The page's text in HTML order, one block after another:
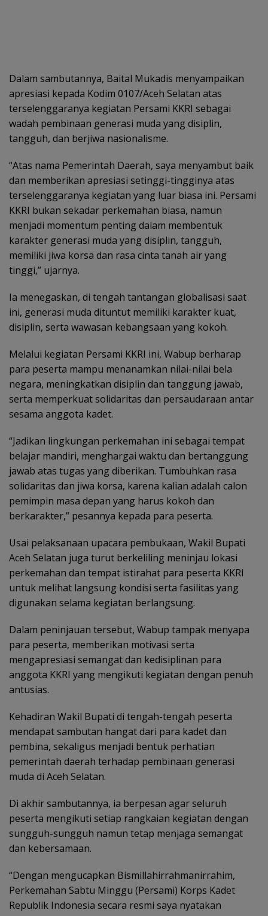
Dalam sambutannya, Baital Mukadis menyampaikan
apresiasi kepada Kodim 0107/Aceh Selatan atas
terselenggaranya kegiatan Persami KKRI sebagai
wadah pembinaan generasi muda yang disiplin,
tangguh, dan berjiwa nasionalisme.
“Atas nama Pemerintah Daerah, saya menyambut baik
dan memberikan apresiasi setinggi-tingginya atas
terselenggaranya kegiatan yang luar biasa ini. Persami
KKRI bukan sekadar perkemahan biasa, namun
menjadi momentum penting dalam membentuk
karakter generasi muda yang disiplin, tangguh,
memiliki jiwa korsa dan rasa cinta tanah air yang
tinggi,” ujarnya.
Ia menegaskan, di tengah tantangan globalisasi saat
ini, generasi muda dituntut memiliki karakter kuat,
disiplin, serta wawasan kebangsaan yang kokoh.
Melalui kegiatan Persami KKRI ini, Wabup berharap
para peserta mampu menanamkan nilai-nilai bela
negara, meningkatkan disiplin dan tanggung jawab,
serta memperkuat solidaritas dan persaudaraan antar
sesama anggota kadet.
“Jadikan lingkungan perkemahan ini sebagai tempat
belajar mandiri, menghargai waktu dan bertanggung
jawab atas tugas yang diberikan. Tumbuhkan rasa
solidaritas dan jiwa korsa, karena kalian adalah calon
pemimpin masa depan yang harus kokoh dan
berkarakter,” pesannya kepada para peserta.
Usai pelaksanaan upacara pembukaan, Wakil Bupati
Aceh Selatan juga turut berkeliling meninjau lokasi
perkemahan dan tempat istirahat para peserta KKRI
untuk melihat langsung kondisi serta fasilitas yang
digunakan selama kegiatan berlangsung.
Dalam peninjauan tersebut, Wabup tampak menyapa
para peserta, memberikan motivasi serta
mengapresiasi semangat dan kedisiplinan para
anggota KKRI yang mengikuti kegiatan dengan penuh
antusias.
Kehadiran Wakil Bupati di tengah-tengah peserta
mendapat sambutan hangat dari para kadet dan
pembina, sekaligus menjadi bentuk perhatian
pemerintah daerah terhadap pembinaan generasi
muda di Aceh Selatan.
Di akhir sambutannya, ia berpesan agar seluruh
peserta mengikuti setiap rangkaian kegiatan dengan
sungguh-sungguh namun tetap menjaga semangat
dan kebersamaan.
“Dengan mengucapkan Bismillahirrahmanirrahim,
Perkemahan Sabtu Minggu (Persami) Korps Kadet
Republik Indonesia secara resmi saya nyatakan